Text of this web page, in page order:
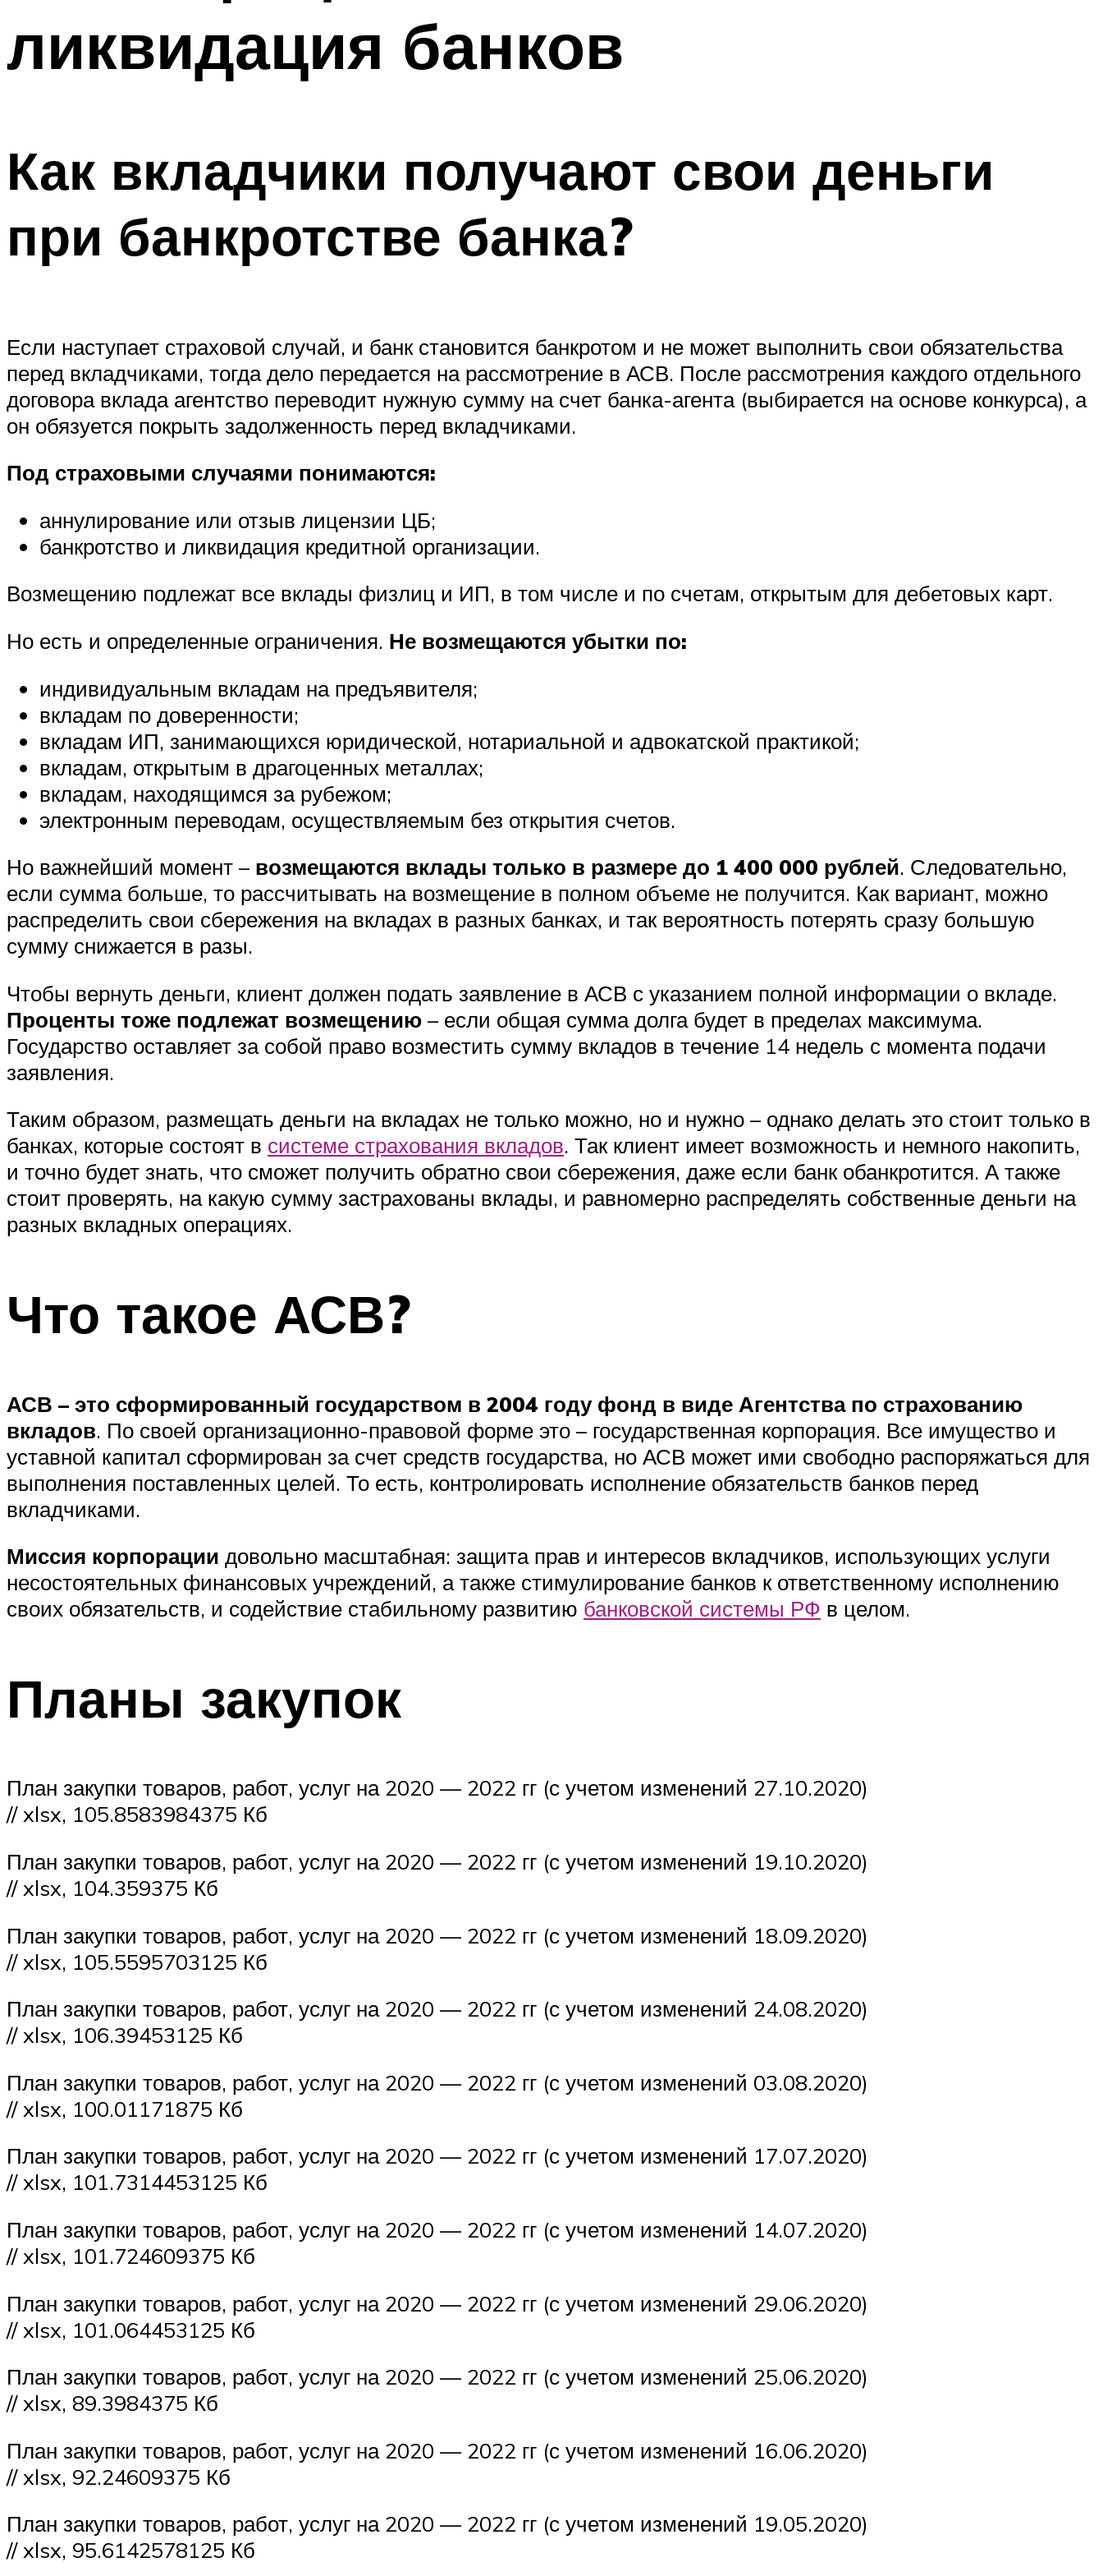
ликвидация банков
Как вкладчики получают свои деньги
при банкротстве банка?
Если наступает страховой случай, и банк становится банкротом и не может выполнить свои обязательства
перед вкладчиками, тогда дело передается на рассмотрение в АСВ. После рассмотрения каждого отдельного
договора вклада агентство переводит нужную сумму на счет банка-агента (выбирается на основе конкурса), а
он обязуется покрыть задолженность перед вкладчиками.
Под страховыми случаями понимаются:
аннулирование или отзыв лицензии ЦБ;
банкротство и ликвидация кредитной организации.
Возмещению подлежат все вклады физлиц и ИП, в том числе и по счетам, открытым для дебетовых карт.
Но есть и определенные ограничения. Не возмещаются убытки по:
индивидуальным вкладам на предъявителя;
вкладам по доверенности;
вкладам ИП, занимающихся юридической, нотариальной и адвокатской практикой;
вкладам, открытым в драгоценных металлах;
вкладам, находящимся за рубежом;
электронным переводам, осуществляемым без открытия счетов.
Но важнейший момент – возмещаются вклады только в размере до 1 400 000 рублей. Следовательно,
если сумма больше, то рассчитывать на возмещение в полном объеме не получится. Как вариант, можно
распределить свои сбережения на вкладах в разных банках, и так вероятность потерять сразу большую
сумму снижается в разы.
Чтобы вернуть деньги, клиент должен подать заявление в АСВ с указанием полной информации о вкладе.
Проценты тоже подлежат возмещению – если общая сумма долга будет в пределах максимума.
Государство оставляет за собой право возместить сумму вкладов в течение 14 недель с момента подачи
заявления.
Таким образом, размещать деньги на вкладах не только можно, но и нужно – однако делать это стоит только в
банках, которые состоят в системе страхования вкладов. Так клиент имеет возможность и немного накопить,
и точно будет знать, что сможет получить обратно свои сбережения, даже если банк обанкротится. А также
стоит проверять, на какую сумму застрахованы вклады, и равномерно распределять собственные деньги на
разных вкладных операциях.
Что такое АСВ?
АСВ – это сформированный государством в 2004 году фонд в виде Агентства по страхованию
вкладов. По своей организационно-правовой форме это – государственная корпорация. Все имущество и
уставной капитал сформирован за счет средств государства, но АСВ может ими свободно распоряжаться для
выполнения поставленных целей. То есть, контролировать исполнение обязательств банков перед
вкладчиками.
Миссия корпорации довольно масштабная: защита прав и интересов вкладчиков, использующих услуги
несостоятельных финансовых учреждений, а также стимулирование банков к ответственному исполнению
своих обязательств, и содействие стабильному развитию банковской системы РФ в целом.
Планы закупок
План закупки товаров, работ, услуг на 2020 — 2022 гг (с учетом изменений 27.10.2020)
// xlsx, 105.8583984375 Кб
План закупки товаров, работ, услуг на 2020 — 2022 гг (с учетом изменений 19.10.2020)
// xlsx, 104.359375 Кб
План закупки товаров, работ, услуг на 2020 — 2022 гг (с учетом изменений 18.09.2020)
// xlsx, 105.5595703125 Кб
План закупки товаров, работ, услуг на 2020 — 2022 гг (с учетом изменений 24.08.2020)
// xlsx, 106.39453125 Кб
План закупки товаров, работ, услуг на 2020 — 2022 гг (с учетом изменений 03.08.2020)
// xlsx, 100.01171875 Кб
План закупки товаров, работ, услуг на 2020 — 2022 гг (с учетом изменений 17.07.2020)
// xlsx, 101.7314453125 Кб
План закупки товаров, работ, услуг на 2020 — 2022 гг (с учетом изменений 14.07.2020)
// xlsx, 101.724609375 Кб
План закупки товаров, работ, услуг на 2020 — 2022 гг (с учетом изменений 29.06.2020)
// xlsx, 101.064453125 Кб
План закупки товаров, работ, услуг на 2020 — 2022 гг (с учетом изменений 25.06.2020)
// xlsx, 89.3984375 Кб
План закупки товаров, работ, услуг на 2020 — 2022 гг (с учетом изменений 16.06.2020)
// xlsx, 92.24609375 Кб
План закупки товаров, работ, услуг на 2020 — 2022 гг (с учетом изменений 19.05.2020)
// xlsx, 95.6142578125 Кб